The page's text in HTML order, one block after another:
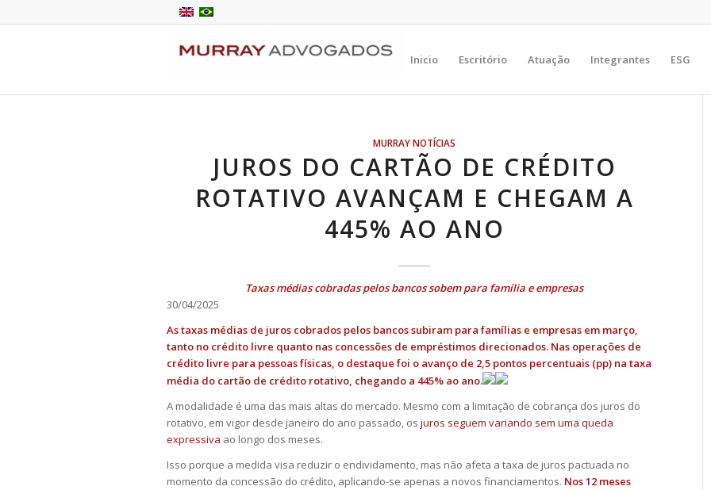
Inicio Escritório Atuação Integrantes ESG
MURRAY NOTÍCIAS
JUROS DO CARTÃO DE CRÉDITO
ROTATIVO AVANÇAM E CHEGAM A
445% AO ANO
Taxas médias cobradas pelos bancos sobem para família e empresas
30/04/2025
As taxas médias de juros cobrados pelos bancos subiram para famílias e empresas em março,
tanto no crédito livre quanto nas concessões de empréstimos direcionados. Nas operações de
crédito livre para pessoas físicas, o destaque foi o avanço de 2,5 pontos percentuais (pp) na taxa
média do cartão de crédito rotativo, chegando a 445% ao ano.
A modalidade é uma das mais altas do mercado. Mesmo com a limitação de cobrança dos juros do
rotativo, em vigor desde janeiro do ano passado, os juros seguem variando sem uma queda
expressiva ao longo dos meses.
Isso porque a medida visa reduzir o endividamento, mas não afeta a taxa de juros pactuada no
momento da concessão do crédito, aplicando-se apenas a novos financiamentos. Nos 12 meses